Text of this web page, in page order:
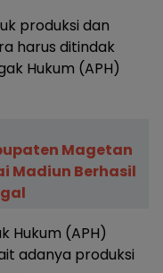
produksi dan
harus ditindak
Hukum (APH)
Magetan
Madiun Berhasil
Hukum (APH)
adanya produksi